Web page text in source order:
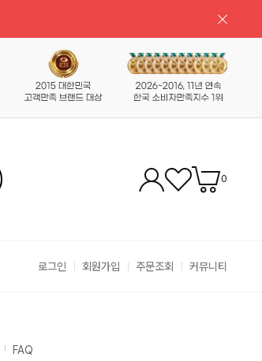
0
로그인 회원가입 주문조회 커뮤니티
FAQ